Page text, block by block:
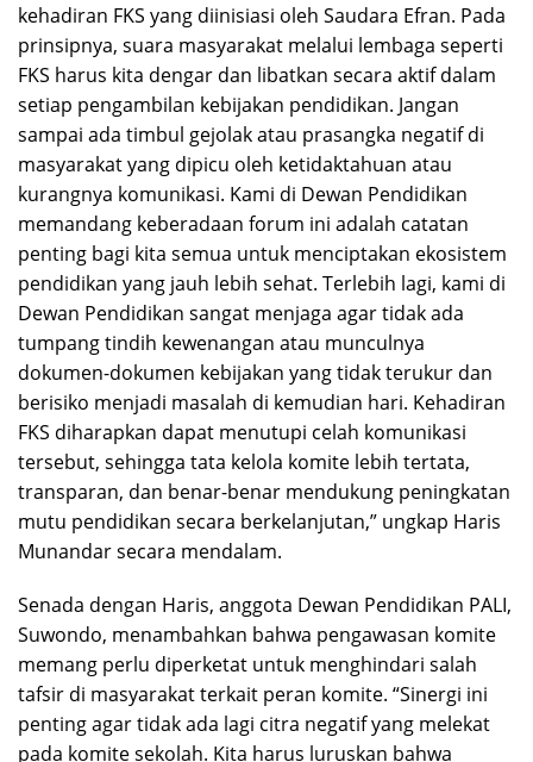
kehadiran FKS yang diinisiasi oleh Saudara Efran. Pada
prinsipnya, suara masyarakat melalui lembaga seperti
FKS harus kita dengar dan libatkan secara aktif dalam
setiap pengambilan kebijakan pendidikan. Jangan
sampai ada timbul gejolak atau prasangka negatif di
masyarakat yang dipicu oleh ketidaktahuan atau
kurangnya komunikasi. Kami di Dewan Pendidikan
memandang keberadaan forum ini adalah catatan
penting bagi kita semua untuk menciptakan ekosistem
pendidikan yang jauh lebih sehat. Terlebih lagi, kami di
Dewan Pendidikan sangat menjaga agar tidak ada
tumpang tindih kewenangan atau munculnya
dokumen-dokumen kebijakan yang tidak terukur dan
berisiko menjadi masalah di kemudian hari. Kehadiran
FKS diharapkan dapat menutupi celah komunikasi
tersebut, sehingga tata kelola komite lebih tertata,
transparan, dan benar-benar mendukung peningkatan
mutu pendidikan secara berkelanjutan,” ungkap Haris
Munandar secara mendalam.
Senada dengan Haris, anggota Dewan Pendidikan PALI,
Suwondo, menambahkan bahwa pengawasan komite
memang perlu diperketat untuk menghindari salah
tafsir di masyarakat terkait peran komite. “Sinergi ini
penting agar tidak ada lagi citra negatif yang melekat
pada komite sekolah. Kita harus luruskan bahwa